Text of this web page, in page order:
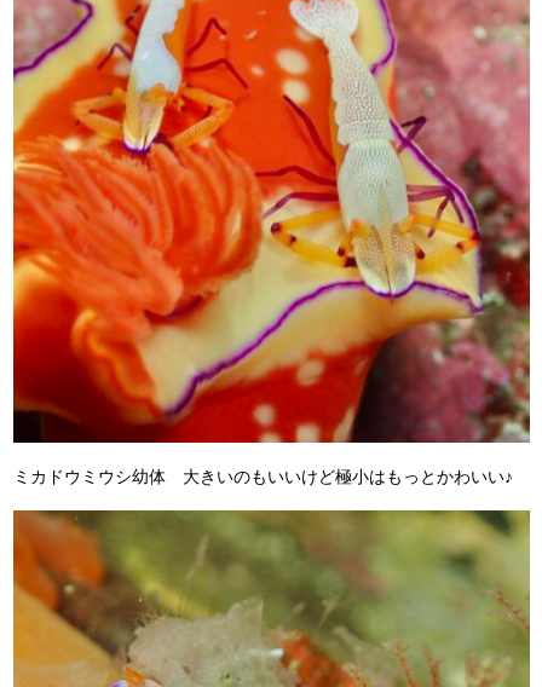
ミカドウミウシ幼体 大きいのもいいけど極小はもっとかわいい♪